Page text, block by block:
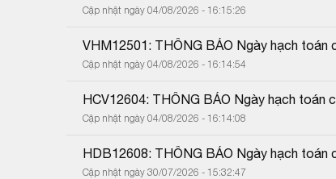
Cập nhật ngày 04/08/2026 - 16:15:26
VHM12501: THÔNG BÁO Ngày hạch toán
Cập nhật ngày 04/08/2026 - 16:14:54
HCV12604: THÔNG BÁO Ngày hạch toán
Cập nhật ngày 04/08/2026 - 16:14:08
HDB12608: THÔNG BÁO Ngày hạch toán
Cập nhật ngày 30/07/2026 - 15:32:47